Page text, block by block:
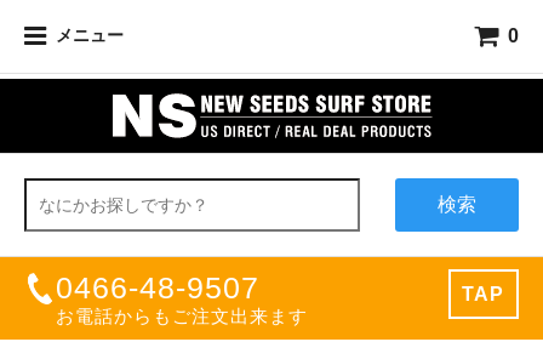
メニュー 0
検索
0466-48-9507
お電話からもご注文出来ます
TAP